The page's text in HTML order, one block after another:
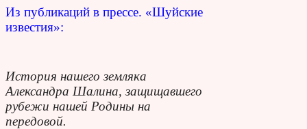
Из публикаций в прессе. «Шуйские
известия»:
История нашего земляка
Александра Шалина, защищавшего
рубежи нашей Родины на
передовой.